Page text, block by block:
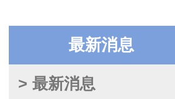
最新消息
> 最新消息